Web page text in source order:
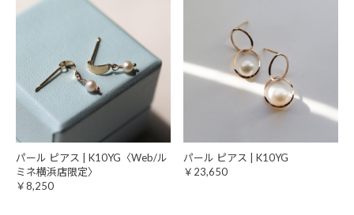
パール ピアス | K10YG〈Web/ル
ミネ横浜店限定〉
￥8,250
パール ピアス | K10YG
￥23,650